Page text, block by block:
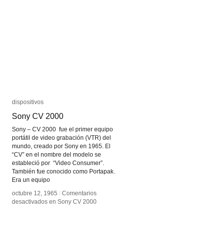
dispositivos
Sony CV 2000
Sony – CV 2000 fue el primer equipo
portátil de video grabación (VTR) del
mundo, creado por Sony en 1965. El
“CV” en el nombre del modelo se
estableció por “Video Consumer”.
También fue conocido como Portapak.
Era un equipo
octubre 12, 1965 / Comentarios
desactivados en Sony CV 2000
dispositivos
Sony CV 2000
octubre 12, 1965 / Comentarios
desactivados en Sony CV 2000